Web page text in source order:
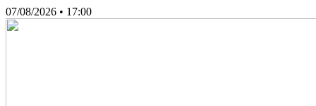
07/08/2026 • 17:00